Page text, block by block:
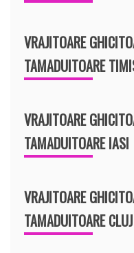
VRAJITOARE
TAMADUITOARE
VRAJITOARE
TAMADUITOARE IASI
VRAJITOARE
TAMADUITOARE